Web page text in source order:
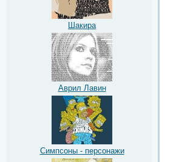
Шакира
Аврил Лавин
Симпсоны - персонажи